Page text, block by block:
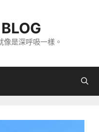
是深呼吸一樣。